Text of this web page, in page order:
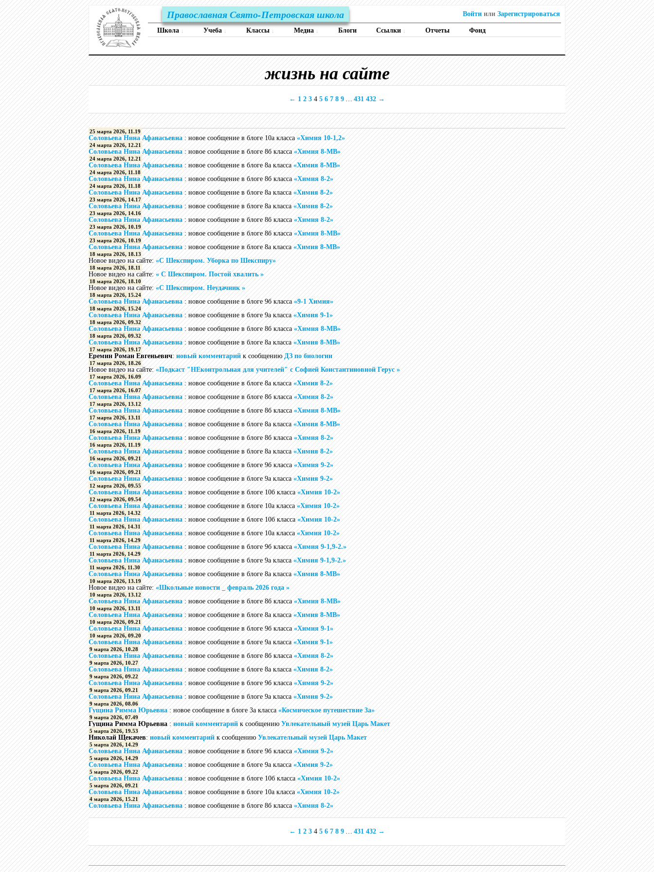
Православная Свято-Петровская школа
Школа ↓ Учеба ↓ Классы ↓ Медиа ↓ Блоги Ссылки ↓ Отчеты Фонд
Войти или Зарегистрироваться
жизнь на сайте
← 1 2 3 4 5 6 7 8 9 … 431 432 →
25 марта 2026, 11.19
Соловьева Нина Афанасьевна: новое сообщение в блоге 10а класса«Химия 10-1,2»
24 марта 2026, 12.21
Соловьева Нина Афанасьевна: новое сообщение в блоге 8б класса«Химия 8-МВ»
24 марта 2026, 12.21
Соловьева Нина Афанасьевна: новое сообщение в блоге 8а класса«Химия 8-МВ»
24 марта 2026, 11.18
Соловьева Нина Афанасьевна: новое сообщение в блоге 8б класса«Химия 8-2»
24 марта 2026, 11.18
Соловьева Нина Афанасьевна: новое сообщение в блоге 8а класса«Химия 8-2»
23 марта 2026, 14.17
Соловьева Нина Афанасьевна: новое сообщение в блоге 8а класса«Химия 8-2»
23 марта 2026, 14.16
Соловьева Нина Афанасьевна: новое сообщение в блоге 8б класса«Химия 8-2»
23 марта 2026, 10.19
Соловьева Нина Афанасьевна: новое сообщение в блоге 8б класса«Химия 8-МВ»
23 марта 2026, 10.19
Соловьева Нина Афанасьевна: новое сообщение в блоге 8а класса«Химия 8-МВ»
18 марта 2026, 18.13
Новое видео на сайте:«С Шекспиром. Уборка по Шекспиру»
18 марта 2026, 18.11
Новое видео на сайте:« С Шекспиром. Постой хвалить »
18 марта 2026, 18.10
Новое видео на сайте:«С Шекспиром. Неудачник »
18 марта 2026, 15.24
Соловьева Нина Афанасьевна: новое сообщение в блоге 9б класса«9-1 Химия»
18 марта 2026, 15.24
Соловьева Нина Афанасьевна: новое сообщение в блоге 9а класса«Химия 9-1»
18 марта 2026, 09.32
Соловьева Нина Афанасьевна: новое сообщение в блоге 8б класса«Химия 8-МВ»
18 марта 2026, 09.32
Соловьева Нина Афанасьевна: новое сообщение в блоге 8а класса«Химия 8-МВ»
17 марта 2026, 19.17
Еремин Роман Евгеньевич:новый комментарийк сообщениюДЗ по биологии
17 марта 2026, 18.26
Новое видео на сайте:«Подкаст "НЕконтрольная для учителей" с Софией Константиновной Герус »
17 марта 2026, 16.09
Соловьева Нина Афанасьевна: новое сообщение в блоге 8а класса«Химия 8-2»
17 марта 2026, 16.07
Соловьева Нина Афанасьевна: новое сообщение в блоге 8б класса«Химия 8-2»
17 марта 2026, 13.12
Соловьева Нина Афанасьевна: новое сообщение в блоге 8б класса«Химия 8-МВ»
17 марта 2026, 13.11
Соловьева Нина Афанасьевна: новое сообщение в блоге 8а класса«Химия 8-МВ»
16 марта 2026, 11.19
Соловьева Нина Афанасьевна: новое сообщение в блоге 8б класса«Химия 8-2»
16 марта 2026, 11.19
Соловьева Нина Афанасьевна: новое сообщение в блоге 8а класса«Химия 8-2»
16 марта 2026, 09.21
Соловьева Нина Афанасьевна: новое сообщение в блоге 9б класса«Химия 9-2»
16 марта 2026, 09.21
Соловьева Нина Афанасьевна: новое сообщение в блоге 9а класса«Химия 9-2»
12 марта 2026, 09.55
Соловьева Нина Афанасьевна: новое сообщение в блоге 10б класса«Химия 10-2»
12 марта 2026, 09.54
Соловьева Нина Афанасьевна: новое сообщение в блоге 10а класса«Химия 10-2»
11 марта 2026, 14.32
Соловьева Нина Афанасьевна: новое сообщение в блоге 10б класса«Химия 10-2»
11 марта 2026, 14.31
Соловьева Нина Афанасьевна: новое сообщение в блоге 10а класса«Химия 10-2»
11 марта 2026, 14.29
Соловьева Нина Афанасьевна: новое сообщение в блоге 9б класса«Химия 9-1,9-2.»
11 марта 2026, 14.29
Соловьева Нина Афанасьевна: новое сообщение в блоге 9а класса«Химия 9-1,9-2.»
11 марта 2026, 11.30
Соловьева Нина Афанасьевна: новое сообщение в блоге 8а класса«Химия 8-МВ»
10 марта 2026, 13.19
Новое видео на сайте:«Школьные новости _ февраль 2026 года »
10 марта 2026, 13.12
Соловьева Нина Афанасьевна: новое сообщение в блоге 8б класса«Химия 8-МВ»
10 марта 2026, 13.11
Соловьева Нина Афанасьевна: новое сообщение в блоге 8а класса«Химия 8-МВ»
10 марта 2026, 09.21
Соловьева Нина Афанасьевна: новое сообщение в блоге 9б класса«Химия 9-1»
10 марта 2026, 09.20
Соловьева Нина Афанасьевна: новое сообщение в блоге 9а класса«Химия 9-1»
9 марта 2026, 10.28
Соловьева Нина Афанасьевна: новое сообщение в блоге 8б класса«Химия 8-2»
9 марта 2026, 10.27
Соловьева Нина Афанасьевна: новое сообщение в блоге 8а класса«Химия 8-2»
9 марта 2026, 09.22
Соловьева Нина Афанасьевна: новое сообщение в блоге 9б класса«Химия 9-2»
9 марта 2026, 09.21
Соловьева Нина Афанасьевна: новое сообщение в блоге 9а класса«Химия 9-2»
9 марта 2026, 08.06
Гущина Римма Юрьевна: новое сообщение в блоге 3а класса«Космическое путешествие 3а»
9 марта 2026, 07.49
Гущина Римма Юрьевна:новый комментарийк сообщениюУвлекательный музей Царь Макет
5 марта 2026, 19.53
Николай Щекачев:новый комментарийк сообщениюУвлекательный музей Царь Макет
5 марта 2026, 14.29
Соловьева Нина Афанасьевна: новое сообщение в блоге 9б класса«Химия 9-2»
5 марта 2026, 14.29
Соловьева Нина Афанасьевна: новое сообщение в блоге 9а класса«Химия 9-2»
5 марта 2026, 09.22
Соловьева Нина Афанасьевна: новое сообщение в блоге 10б класса«Химия 10-2»
5 марта 2026, 09.21
Соловьева Нина Афанасьевна: новое сообщение в блоге 10а класса«Химия 10-2»
4 марта 2026, 15.21
Соловьева Нина Афанасьевна: новое сообщение в блоге 8б класса«Химия 8-2»
← 1 2 3 4 5 6 7 8 9 … 431 432 →